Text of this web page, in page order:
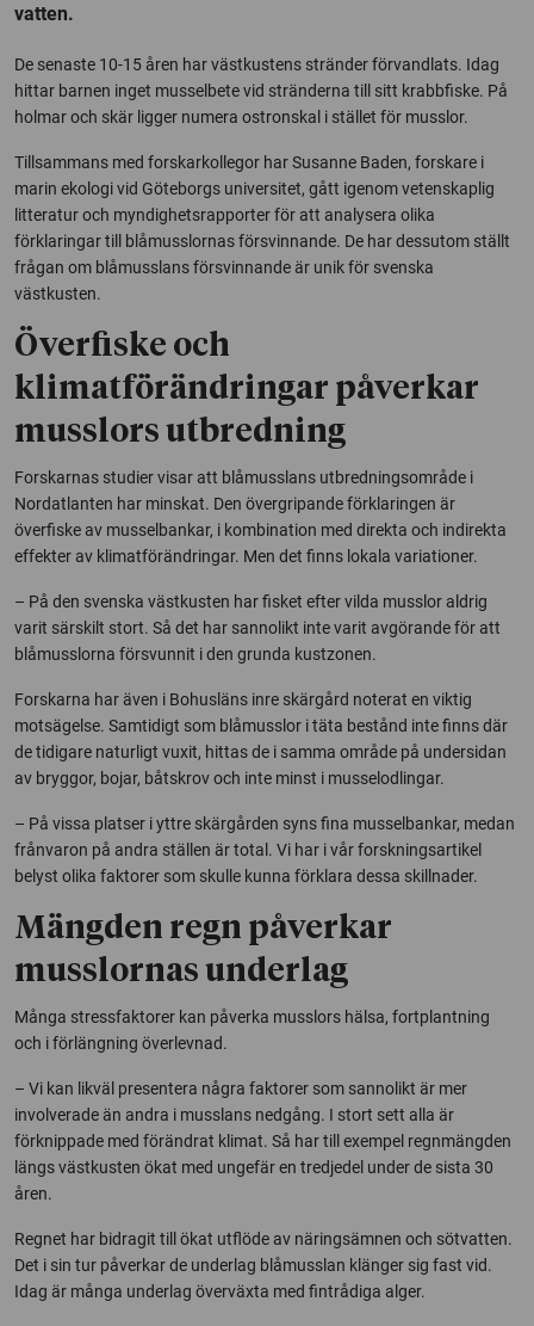
vatten.
De senaste 10-15 åren har västkustens stränder förvandlats. Idag
hittar barnen inget musselbete vid stränderna till sitt krabbfiske. På
holmar och skär ligger numera ostronskal i stället för musslor.
Tillsammans med forskarkollegor har Susanne Baden, forskare i
marin ekologi vid Göteborgs universitet, gått igenom vetenskaplig
litteratur och myndighetsrapporter för att analysera olika
förklaringar till blåmusslornas försvinnande. De har dessutom ställt
frågan om blåmusslans försvinnande är unik för svenska
västkusten.
Överfiske och
klimatförändringar påverkar
musslors utbredning
Forskarnas studier visar att blåmusslans utbredningsområde i
Nordatlanten har minskat. Den övergripande förklaringen är
överfiske av musselbankar, i kombination med direkta och indirekta
effekter av klimatförändringar. Men det finns lokala variationer.
– På den svenska västkusten har fisket efter vilda musslor aldrig
varit särskilt stort. Så det har sannolikt inte varit avgörande för att
blåmusslorna försvunnit i den grunda kustzonen.
Forskarna har även i Bohusläns inre skärgård noterat en viktig
motsägelse. Samtidigt som blåmusslor i täta bestånd inte finns där
de tidigare naturligt vuxit, hittas de i samma område på undersidan
av bryggor, bojar, båtskrov och inte minst i musselodlingar.
– På vissa platser i yttre skärgården syns fina musselbankar, medan
frånvaron på andra ställen är total. Vi har i vår forskningsartikel
belyst olika faktorer som skulle kunna förklara dessa skillnader.
Mängden regn påverkar
musslornas underlag
Många stressfaktorer kan påverka musslors hälsa, fortplantning
och i förlängning överlevnad.
– Vi kan likväl presentera några faktorer som sannolikt är mer
involverade än andra i musslans nedgång. I stort sett alla är
förknippade med förändrat klimat. Så har till exempel regnmängden
längs västkusten ökat med ungefär en tredjedel under de sista 30
åren.
Regnet har bidragit till ökat utflöde av näringsämnen och sötvatten.
Det i sin tur påverkar de underlag blåmusslan klänger sig fast vid.
Idag är många underlag överväxta med fintrådiga alger.